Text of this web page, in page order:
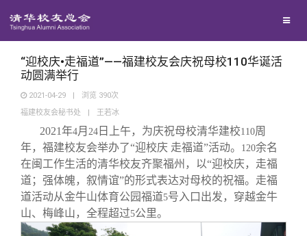
地区联络
年级联络
院系校友工作
专业委员会
兴趣群体
回馈母校
捐赠项目
捐赠新闻
捐赠纪事
捐赠方法
媒体平台
《清华校友通讯》
《水木清华》
我要订阅
百年清华
清华人物
清华故事
校友服务
终身学习
校友总会
“迎校庆•走福道”——福建校友会庆祝母校110华诞活
动圆满举行
2021-04-29 | 浏览 390次
福建校友会秘书处
| 王若冰
2021年4月 24 日上午，为庆祝母校清华建校110周
年，福建校友会举办了“迎校庆 走福道”活动。
120余名
在闽工作生活的清华校友齐聚福州，以“迎校庆，走福
道；强体魄，叙情谊”的形式表达对母校的祝福。走福
道活动从金牛山体育公园福道5号入口出发，穿越金牛
山、梅峰山，全程超过5公里。